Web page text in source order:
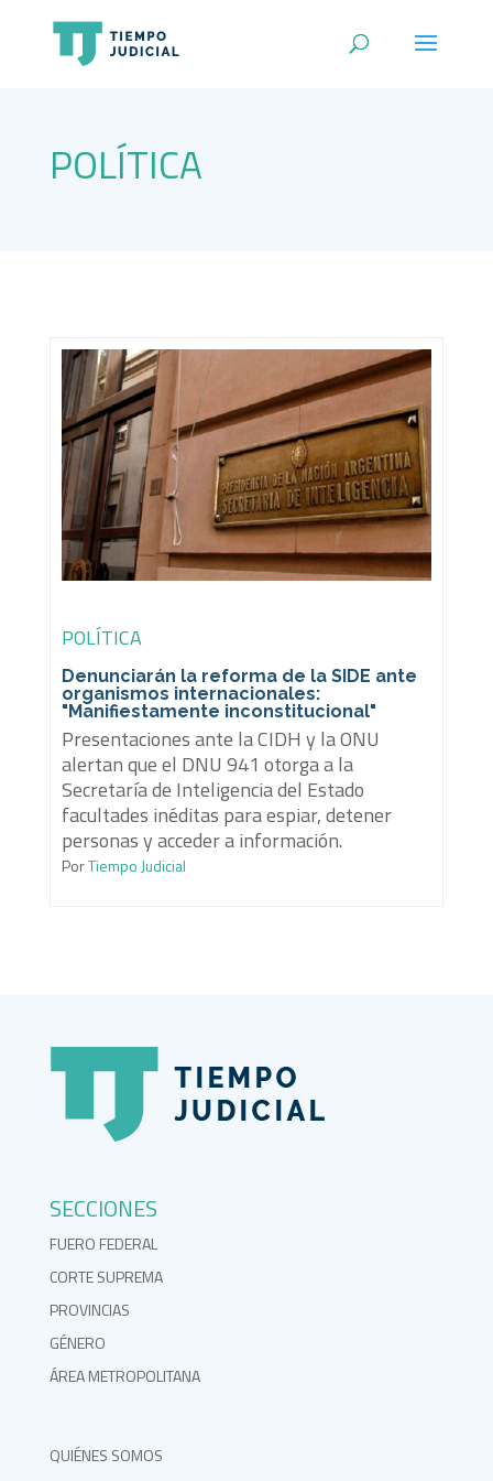
POLÍTICA
POLÍTICA
Denunciarán la reforma de la SIDE ante
organismos internacionales:
"Manifiestamente inconstitucional"
Presentaciones ante la CIDH y la ONU
alertan que el DNU 941 otorga a la
Secretaría de Inteligencia del Estado
facultades inéditas para espiar, detener
personas y acceder a información.
PorTiempo Judicial
SECCIONES
FUERO FEDERAL
CORTE SUPREMA
PROVINCIAS
GÉNERO
ÁREA METROPOLITANA
QUIÉNES SOMOS